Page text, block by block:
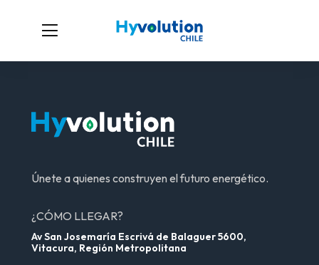
Únete a quienes construyen el futuro energético.
¿CÓMO LLEGAR?
Av San Josemaría Escrivá de Balaguer 5600,
Vitacura, Región Metropolitana